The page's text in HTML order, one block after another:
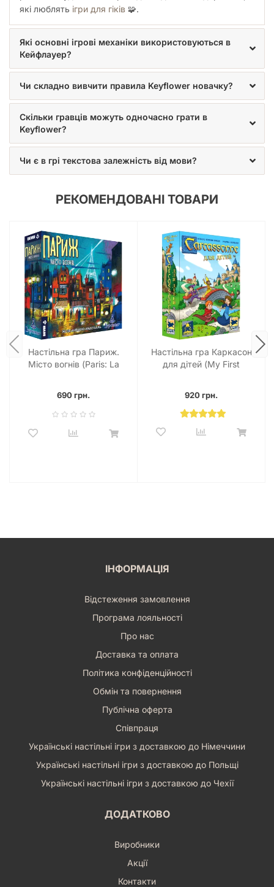
приєднують виграні на аукціоні тайли до своїх сіл - дорога
до дороги, поле до поля, вода до води (Joy передає привіт
«Каркасону»).
Після четвертого сезону (зими) гравці переходять до
підрахунку переможних очок. Вони підсумовують очки на
тайлах своїх сіл. Деякі тайли приносять очки, якщо на них
гравець із найбільшою кількістю очок.
які люблять ігри для гіків 🧩.
Які основні ігрові механіки використовуються в
Кейфлауер?
Чи складно вивчити правила Keyflower новачку?
Скільки гравців можуть одночасно грати в
Keyflower?
Чи є в грі текстова залежність від мови?
РЕКОМЕНДОВАНІ ТОВАРИ
Настільна гра Париж.
Місто вогнів (Paris: La
690 грн.
Настільна гра Каркасон
для дітей (My First
920 грн.
ІНФОРМАЦІЯ
Відстеження замовлення
Програма лояльності
Про нас
Доставка та оплата
Політика конфіденційності
Обмін та повернення
Публічна оферта
Співпраця
Українські настільні ігри з доставкою до Німеччини
Українські настільні ігри з доставкою до Польщі
Українські настільні ігри з доставкою до Чехії
ДОДАТКОВО
Виробники
Акції
Контакти